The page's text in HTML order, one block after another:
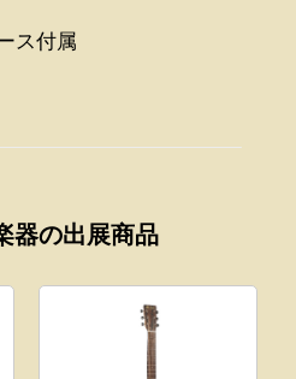
ス付属
器の出展商品